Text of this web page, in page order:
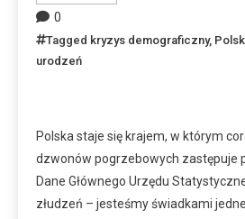
0
Tagged kryzys demograficzny,
urodzeń
Polska staje się krajem, w którym
dzwonów pogrzebowych zastępuje
Dane Głównego Urzędu
złudzeń – jesteśmy świadkami